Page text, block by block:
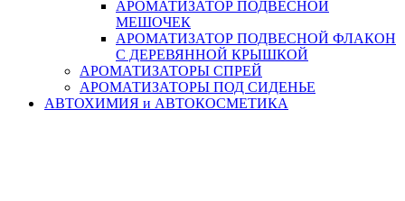
АРОМАТИЗАТОР ПОДВЕСНОЙ
МЕШОЧЕК
АРОМАТИЗАТОР ПОДВЕСНОЙ ФЛАКОН
С ДЕРЕВЯННОЙ КРЫШКОЙ
АРОМАТИЗАТОРЫ СПРЕЙ
АРОМАТИЗАТОРЫ ПОД СИДЕНЬЕ
АВТОХИМИЯ и АВТОКОСМЕТИКА